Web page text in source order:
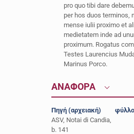
pro quo tibi dare
per hos duos terminos,
mense iulii proximo et
medietatem inde ad
proximum. Rogatus
Testes Laurencius
Marinus Porco.
ΑΝΑΦΟΡΑ
Πηγή (αρχειακή)
ASV, Notai di Candia,
b. 141
φύλλο